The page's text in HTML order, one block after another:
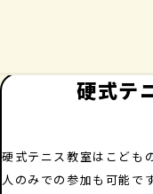
硬式テ
硬式テニス教室はこども
人のみでの参加も可能です